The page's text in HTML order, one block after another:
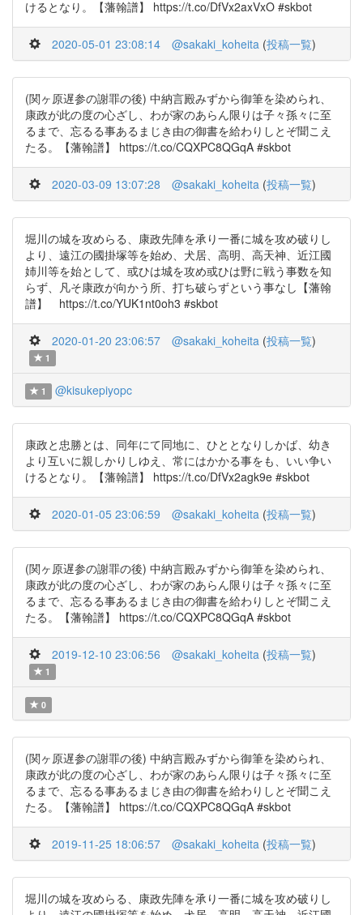
けるとなり。【藩翰譜】 https://t.co/DfVx2axVxO #skbot
2020-05-01 23:08:14 @sakaki_koheita (投稿一覧)
(関ヶ原遅参の謝罪の後) 中納言殿みずから御筆を染められ、
康政が此の度の心ざし、わが家のあらん限りは子々孫々に至
るまで、忘るる事あるまじき由の御書を給わりしとぞ聞こえ
たる。【藩翰譜】 https://t.co/CQXPC8QGqA #skbot
2020-03-09 13:07:28 @sakaki_koheita (投稿一覧)
堀川の城を攻めらる、康政先陣を承り一番に城を攻め破りし
より、遠江の國掛塚等を始め、犬居、高明、高天神、近江國
姉川等を始として、或ひは城を攻め或ひは野に戦う事数を知
らず、凡そ康政が向かう所、打ち破らずという事なし【藩翰
譜】 https://t.co/YUK1nt0oh3 #skbot
2020-01-20 23:06:57 @sakaki_koheita (投稿一覧)
1
1 @kisukepiyopc
康政と忠勝とは、同年にて同地に、ひととなりしかば、幼き
より互いに親しかりしゆえ、常にはかかる事をも、いい争い
けるとなり。【藩翰譜】 https://t.co/DfVx2agk9e #skbot
2020-01-05 23:06:59 @sakaki_koheita (投稿一覧)
(関ヶ原遅参の謝罪の後) 中納言殿みずから御筆を染められ、
康政が此の度の心ざし、わが家のあらん限りは子々孫々に至
るまで、忘るる事あるまじき由の御書を給わりしとぞ聞こえ
たる。【藩翰譜】 https://t.co/CQXPC8QGqA #skbot
2019-12-10 23:06:56 @sakaki_koheita (投稿一覧)
1
0
(関ヶ原遅参の謝罪の後) 中納言殿みずから御筆を染められ、
康政が此の度の心ざし、わが家のあらん限りは子々孫々に至
るまで、忘るる事あるまじき由の御書を給わりしとぞ聞こえ
たる。【藩翰譜】 https://t.co/CQXPC8QGqA #skbot
2019-11-25 18:06:57 @sakaki_koheita (投稿一覧)
堀川の城を攻めらる、康政先陣を承り一番に城を攻め破りし